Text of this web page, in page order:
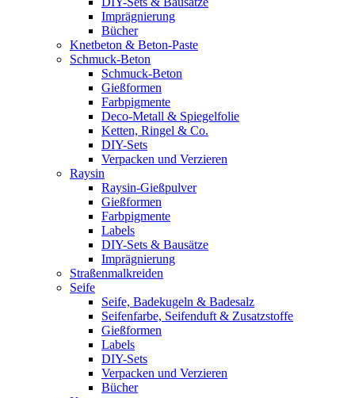
Imprägnierung
Bücher
Knetbeton & Beton-Paste
Schmuck-Beton
Schmuck-Beton
Gießformen
Farbpigmente
Deco-Metall & Spiegelfolie
Ketten, Ringel & Co.
DIY-Sets
Verpacken und Verzieren
Raysin
Raysin-Gießpulver
Gießformen
Farbpigmente
Labels
DIY-Sets & Bausätze
Imprägnierung
Straßenmalkreiden
Seife
Seife, Badekugeln & Badesalz
Seifenfarbe, Seifenduft & Zusatzstoffe
Gießformen
Labels
DIY-Sets
Verpacken und Verzieren
Bücher